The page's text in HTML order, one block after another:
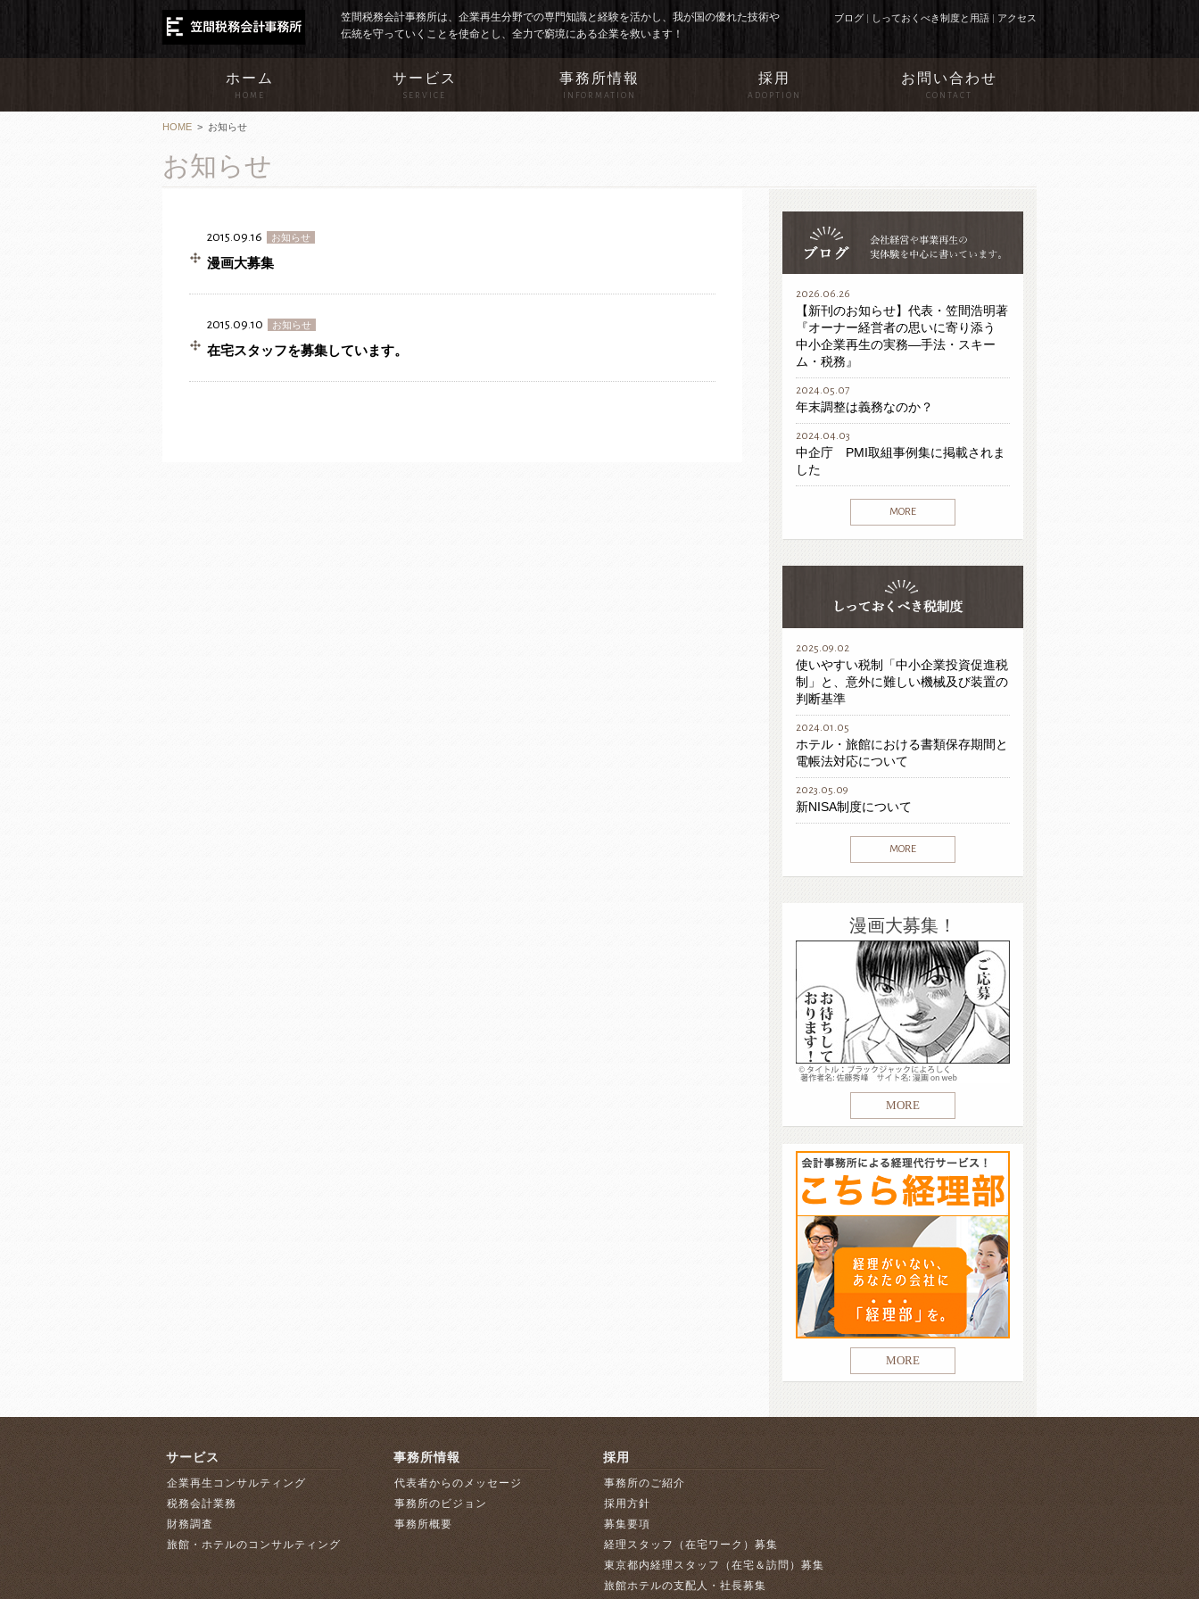
笠間税務会計事務所は、企業再生分野での専門知識と経験を活かし、我が国の優れた技術や
伝統を守っていくことを使命とし、全力で窮境にある企業を救います！
ブログ | しっておくべき制度と用語 | アクセス
ホーム
HOME
サービス
SERVICE
事務所情報
INFORMATION
採用
ADOPTION
お問い合わせ
CONTACT
HOME > お知らせ
お知らせ
2015.09.16 お知らせ
漫画大募集
2015.09.10 お知らせ
在宅スタッフを募集しています。
2026.06.26
【新刊のお知らせ】代表・笠間浩明著
『オーナー経営者の思いに寄り添う
中小企業再生の実務―手法・スキー
ム・税務』
2024.05.07
年末調整は義務なのか？
2024.04.03
中企庁 PMI取組事例集に掲載されま
した
MORE
2025.09.02
使いやすい税制「中小企業投資促進税
制」と、意外に難しい機械及び装置の
判断基準
2024.01.05
ホテル・旅館における書類保存期間と
電帳法対応について
2023.05.09
新NISA制度について
MORE
漫画大募集！
MORE
MORE
サービス
企業再生コンサルティング
税務会計業務
財務調査
旅館・ホテルのコンサルティング
事務所情報
代表者からのメッセージ
事務所のビジョン
事務所概要
採用
事務所のご紹介
採用方針
募集要項
経理スタッフ（在宅ワーク）募集
東京都内経理スタッフ（在宅＆訪問）募集
旅館ホテルの支配人・社長募集